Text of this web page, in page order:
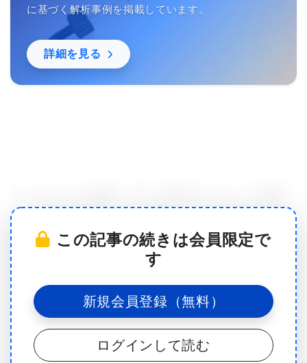
に基づく解析事例を掲載しています。
詳細を見る
し、一緒に飛び舞い戻って来る。 彼らの歌は大抵が
交尾の呼びかけだが、距離や接触の呼びかけでは、
どこにいるかを特定したり、お互いを見つけたりす
るために使用される。
「我々は『核融合分裂』社会と呼んでいるが、キン
カチョウは分裂し、そして一緒に戻ってくる」と
Theunissen 博士は語った。 「彼らは群れから離れ
この記事の続きは会員限定で
す
新規会員登録（無料）
ログインして読む